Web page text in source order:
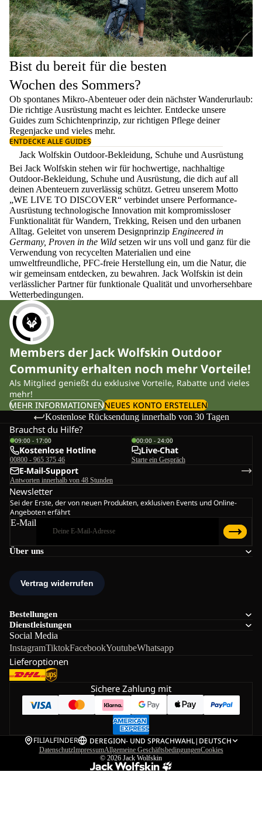
Bist du bereit für die besten
Wochen des Sommers?
Ob spontanes Mikro-Abenteuer oder dein nächster Wanderurlaub:
Die richtige Ausrüstung macht es leichter. Entdecke unsere
Guides zum Schichtenprinzip, zur richtigen Pflege deiner
Regenjacke und vieles mehr.
ENTDECKE ALLE GUIDES
Jack Wolfskin Outdoor-Bekleidung, Schuhe und Ausrüstung
Bei Jack Wolfskin stehen wir für hochwertige, nachhaltige
Outdoor-Bekleidung, Schuhe und Ausrüstung, die dich auf all
deinen Abenteuern zuverlässig schützt. Getreu unserem Motto
„WE LIVE TO DISCOVER“ verbindet unsere Performance-
Ausrüstung technologische Innovation mit kompromissloser
Funktionalität für Wandern, Trekking, Reisen und den urbanen
Alltag. Geleitet von unserem Designprinzip Engineered in
Germany, Proven in the Wild setzen wir uns voll und ganz für die
Verwendung von recycelten Materialien und eine
umweltfreundliche, PFC-freie Herstellung ein, um die Natur, die
wir gemeinsam entdecken, zu bewahren. Jack Wolfskin ist dein
verlässlicher Partner für funktionale Qualität und unvorhersehbare
Wetterbedingungen.
Members der Jack Wolfskin Outdoor
Community erhalten noch mehr Vorteile!
Als Mitglied genießt du exklusive Vorteile, Rabatte und vieles
mehr!
MEHR INFORMATIONENNEUES KONTO ERSTELLEN
Kostenlose Rücksendung innerhalb von 30 Tagen
Über uns
Bestellungen
Dienstleistungen
Social Media
InstagramTiktokFacebookYoutubeWhatsapp
Lieferoptionen
Brauchst du Hilfe?
09:00 - 17:00
Kostenlose Hotline
00800 - 965 375 46
00:00 - 24:00
Live-Chat
Starte ein Gespräch
E-Mail-Support
Antworten innerhalb von 48 Stunden
Newsletter
Sei der Erste, der von neuen Produkten, exklusiven Events und Online-
Angeboten erfährt
E-Mail
Sichere Zahlung mit
FILIALFINDER DEREGION- UND SPRACHWAHL| DEUTSCH
DatenschutzImpressumAllgemeine GeschäftsbedingungenCookies
© 2026 Jack Wolfskin